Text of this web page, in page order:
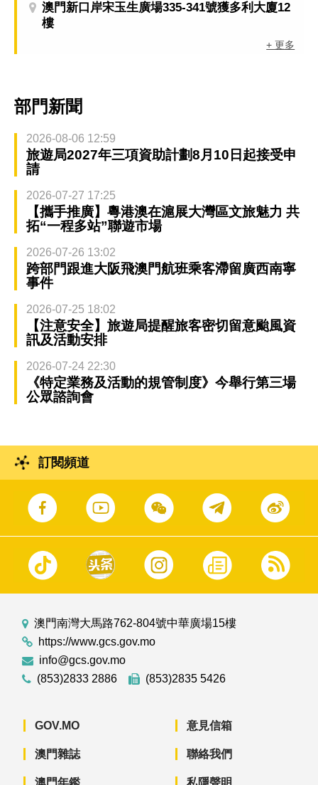
澳門新口岸宋玉生廣場335-341號獲多利大廈12
樓
+ 更多
部門新聞
2026-08-06 12:59
旅遊局2027年三項資助計劃8月10日起接受申
請
2026-07-27 17:25
【攜手推廣】粵港澳在滬展大灣區文旅魅力 共
拓“一程多站”聯遊市場
2026-07-26 13:02
跨部門跟進大阪飛澳門航班乘客滯留廣西南寧
事件
2026-07-25 18:02
【注意安全】旅遊局提醒旅客密切留意颱風資
訊及活動安排
2026-07-24 22:30
《特定業務及活動的規管制度》今舉行第三場
公眾諮詢會
訂閱頻道
澳門南灣大馬路762-804號中華廣場15樓
https://www.gcs.gov.mo
info@gcs.gov.mo
(853)2833 2886
(853)2835 5426
GOV.MO
澳門雜誌
意見信箱
聯絡我們